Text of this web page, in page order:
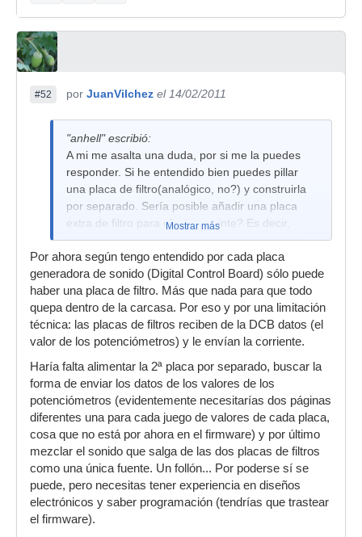
#52 por JuanVilchez el 14/02/2011
"anhell" escribió:
A mi me asalta una duda, por si me la puedes
responder. Si he entendido bien puedes pillar
una placa de filtro(analógico, no?) y construirla
por separado. Sería posible añadir una placa
extra de filtro para el mismo sinte? Es decir,
tener la placa con los dos osciladores + sub y
con dos placas de filtros, por ejemplo SSM2044
y IR3109. Lo digo por si se pudiera asignar los
filtros en paralelo o en serie en la ruta de la
señal.
Como me digas que si no voy a dormir en toda la
noche.
Mostrar más
Por ahora según tengo entendido por cada placa
generadora de sonido (Digital Control Board) sólo puede
haber una placa de filtro. Más que nada para que todo
quepa dentro de la carcasa. Por eso y por una limitación
técnica: las placas de filtros reciben de la DCB datos (el
valor de los potenciómetros) y le envían la corriente.
Haría falta alimentar la 2ª placa por separado, buscar la
forma de enviar los datos de los valores de los
potenciómetros (evidentemente necesitarías dos páginas
diferentes una para cada juego de valores de cada placa,
cosa que no está por ahora en el firmware) y por último
mezclar el sonido que salga de las dos placas de filtros
como una única fuente. Un follón... Por poderse sí se
puede, pero necesitas tener experiencia en diseños
electrónicos y saber programación (tendrías que trastear
el firmware).